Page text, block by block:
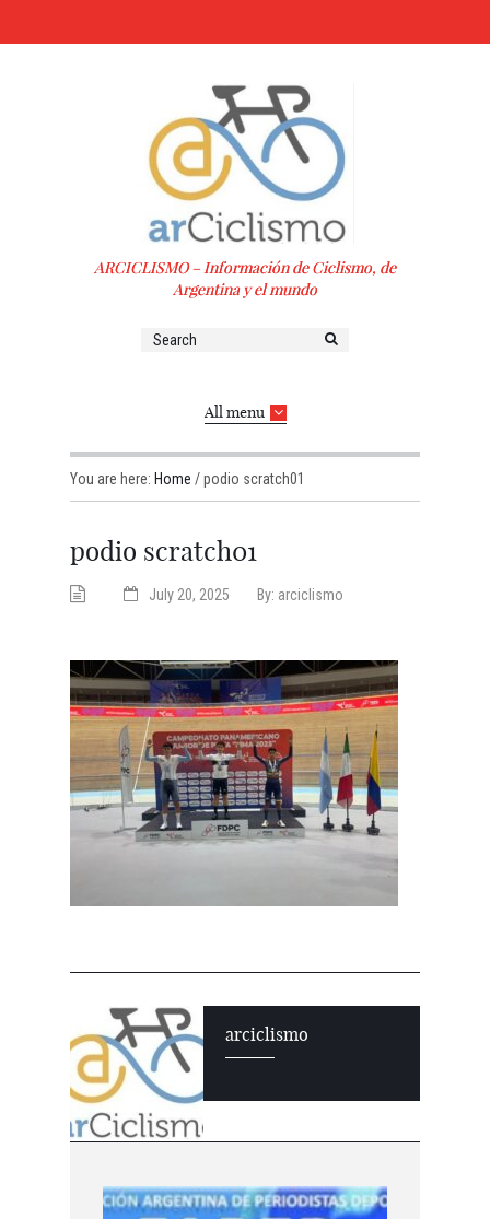
ARCICLISMO – Información de Ciclismo, de
Argentina y el mundo
All menu
You are here: Home /podio scratch01
podio scratch01
July 20, 2025 By: arciclismo
arciclismo